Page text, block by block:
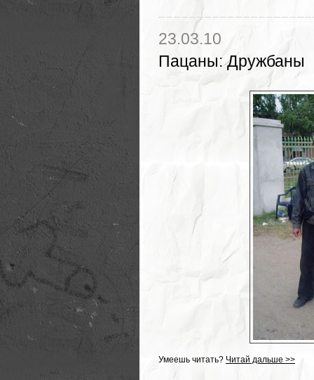
23.03.10
Пацаны:Дружбаны
Умеешь читать? Читай дальше >>